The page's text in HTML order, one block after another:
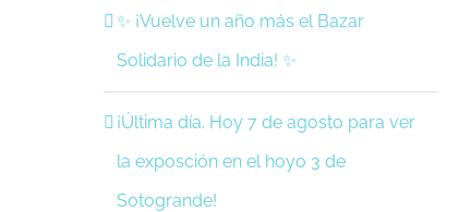
✨ ¡Vuelve un año más el Bazar
Solidario de la India! ✨
¡Última día. Hoy 7 de agosto para ver
la exposción en el hoyo 3 de
Sotogrande!